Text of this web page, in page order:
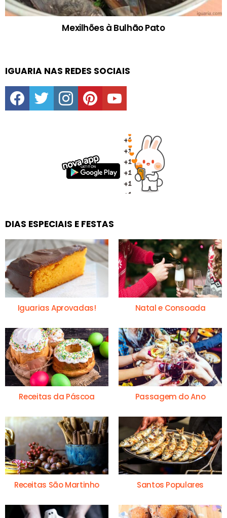
Mexilhões à Bulhão Pato
IGUARIA NAS REDES SOCIAIS
facebooktwitter instagrampinterestyoutube
DIAS ESPECIAIS E FESTAS
Iguarias Aprovadas! Natal e Consoada
Receitas da Páscoa Passagem do Ano
Receitas São Martinho Santos Populares